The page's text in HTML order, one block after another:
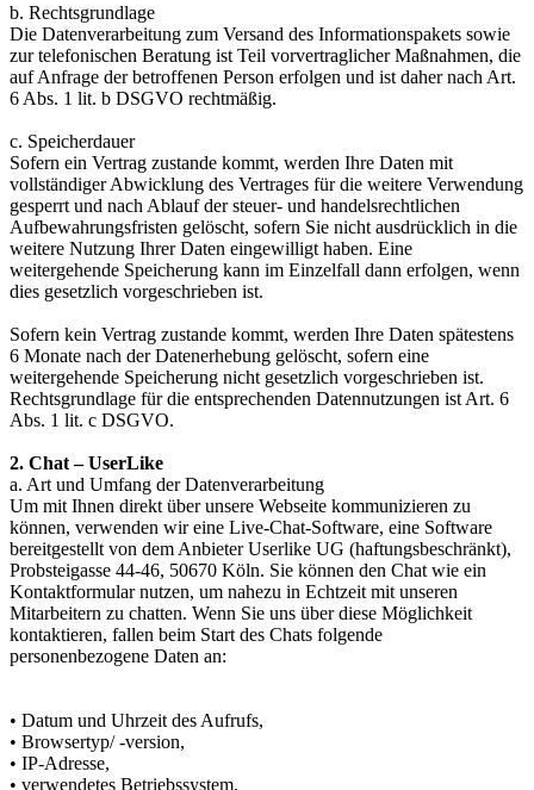
b. Rechtsgrundlage
Die Datenverarbeitung zum Versand des Informationspakets sowie
zur telefonischen Beratung ist Teil vorvertraglicher Maßnahmen, die
auf Anfrage der betroffenen Person erfolgen und ist daher nach Art.
6 Abs. 1 lit. b DSGVO rechtmäßig.
c. Speicherdauer
Sofern ein Vertrag zustande kommt, werden Ihre Daten mit
vollständiger Abwicklung des Vertrages für die weitere Verwendung
gesperrt und nach Ablauf der steuer- und handelsrechtlichen
Aufbewahrungsfristen gelöscht, sofern Sie nicht ausdrücklich in die
weitere Nutzung Ihrer Daten eingewilligt haben. Eine
weitergehende Speicherung kann im Einzelfall dann erfolgen, wenn
dies gesetzlich vorgeschrieben ist.
Sofern kein Vertrag zustande kommt, werden Ihre Daten spätestens
6 Monate nach der Datenerhebung gelöscht, sofern eine
weitergehende Speicherung nicht gesetzlich vorgeschrieben ist.
Rechtsgrundlage für die entsprechenden Datennutzungen ist Art. 6
Abs. 1 lit. c DSGVO.
2. Chat – UserLike
a. Art und Umfang der Datenverarbeitung
Um mit Ihnen direkt über unsere Webseite kommunizieren zu
können, verwenden wir eine Live-Chat-Software, eine Software
bereitgestellt von dem Anbieter Userlike UG (haftungsbeschränkt),
Probsteigasse 44-46, 50670 Köln. Sie können den Chat wie ein
Kontaktformular nutzen, um nahezu in Echtzeit mit unseren
Mitarbeitern zu chatten. Wenn Sie uns über diese Möglichkeit
kontaktieren, fallen beim Start des Chats folgende
personenbezogene Daten an:
• Datum und Uhrzeit des Aufrufs,
• Browsertyp/ -version,
• IP-Adresse,
• verwendetes Betriebssystem,